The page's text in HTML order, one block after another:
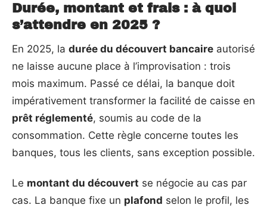
Durée, montant et frais : à quoi
s’attendre en 2025 ?
En 2025, la durée du découvert bancaire autorisé
ne laisse aucune place à l’improvisation : trois
mois maximum. Passé ce délai, la banque doit
impérativement transformer la facilité de caisse en
prêt réglementé, soumis au code de la
consommation. Cette règle concerne toutes les
banques, tous les clients, sans exception possible.
Le montant du découvert se négocie au cas par
cas. La banque fixe un plafond selon le profil, les